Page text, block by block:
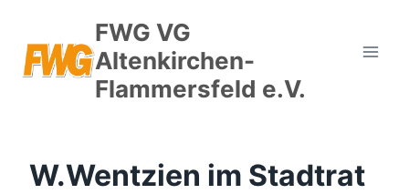
springen
FWG VG
Altenkirchen-
Flammersfeld e.V.
W.Wentzien im Stadtrat